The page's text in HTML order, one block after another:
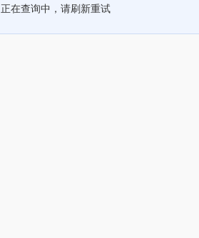
正在查询中，请刷新重试